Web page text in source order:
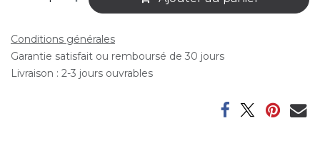
Conditions générales
Garantie satisfait ou remboursé de 30 jours
Livraison : 2-3 jours ouvrables